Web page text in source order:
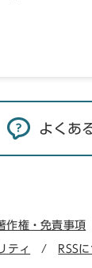
よくあ
作権・免責事項
ティ RSS